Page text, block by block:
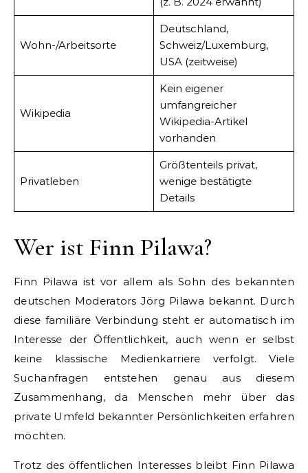
Wohn-/Arbeitsorte
Deutschland,
Schweiz/Luxemburg,
USA (zeitweise)
Wikipedia
Kein eigener
umfangreicher
Wikipedia-Artikel
vorhanden
Privatleben
Größtenteils privat,
wenige bestätigte
Details
Wer ist Finn Pilawa?
Finn Pilawa ist vor allem als Sohn des bekannten
deutschen Moderators Jörg Pilawa bekannt. Durch
diese familiäre Verbindung steht er automatisch im
Interesse der Öffentlichkeit, auch wenn er selbst
keine klassische Medienkarriere verfolgt. Viele
Suchanfragen entstehen genau aus diesem
Zusammenhang, da Menschen mehr über das
private Umfeld bekannter Persönlichkeiten erfahren
möchten.
Trotz des öffentlichen Interesses bleibt Finn Pilawa